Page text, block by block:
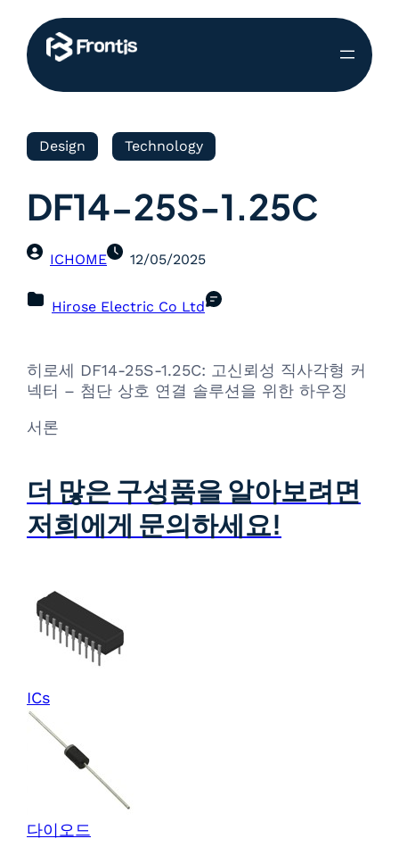
Design Technology
DF14-25S-1.25C
ICHOME 12/05/2025
Hirose Electric Co Ltd
히로세 DF14-25S-1.25C: 고신뢰성 직사각형 커
넥터 – 첨단 상호 연결 솔루션을 위한 하우징
서론
더 많은 구성품을 알아보려면
저희에게 문의하세요!
ICs
다이오드